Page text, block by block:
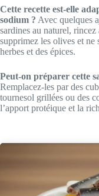
Cette recette est-elle
sodium ? Avec quelques
sardines au naturel,
supprimez les olives et ne
herbes et des épices.
Peut-on préparer cette
Remplacez-les par des
tournesol grillées ou des
l’apport protéique et la